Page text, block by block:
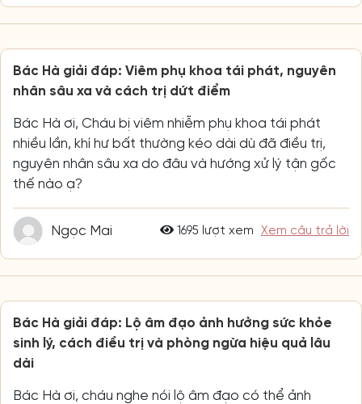
Bác Hà giải đáp: Viêm phụ khoa tái phát, nguyên
nhân sâu xa và cách trị dứt điểm
Bác Hà ơi, Cháu bị viêm nhiễm phụ khoa tái phát
nhiều lần, khí hư bất thường kéo dài dù đã điều trị,
nguyên nhân sâu xa do đâu và hướng xử lý tận gốc
thế nào ạ?
Ngọc Mai 1695 lượt xem Xem câu trả lời
Bác Hà giải đáp: Lộ âm đạo ảnh hưởng sức khỏe
sinh lý, cách điều trị và phòng ngừa hiệu quả lâu
dài
Bác Hà ơi, cháu nghe nói lộ âm đạo có thể ảnh